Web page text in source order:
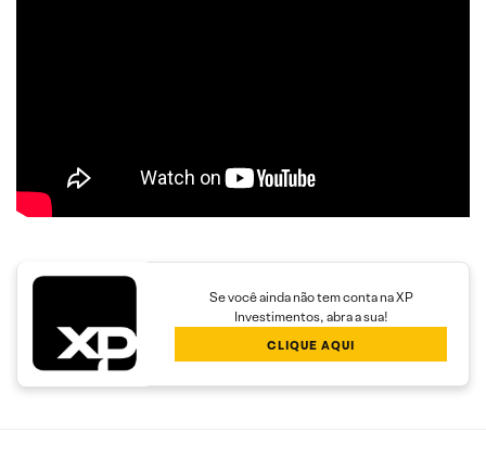
Se você ainda não tem conta na XP
Investimentos, abra a sua!
CLIQUE AQUI